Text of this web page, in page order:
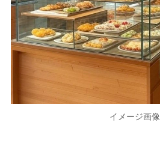
イメージ画像